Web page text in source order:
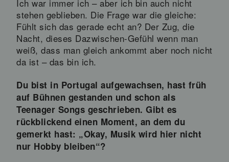
Ich war immer ich – aber ich bin auch nicht
stehen geblieben. Die Frage war die gleiche:
Fühlt sich das gerade echt an? Der Zug, die
Nacht, dieses Dazwischen-Gefühl wenn man
weiß, dass man gleich ankommt aber noch nicht
da ist – das bin ich.
Du bist in Portugal aufgewachsen, hast früh
auf Bühnen gestanden und schon als
Teenager Songs geschrieben. Gibt es
rückblickend einen Moment, an dem du
gemerkt hast: „Okay, Musik wird hier nicht
nur Hobby bleiben“?